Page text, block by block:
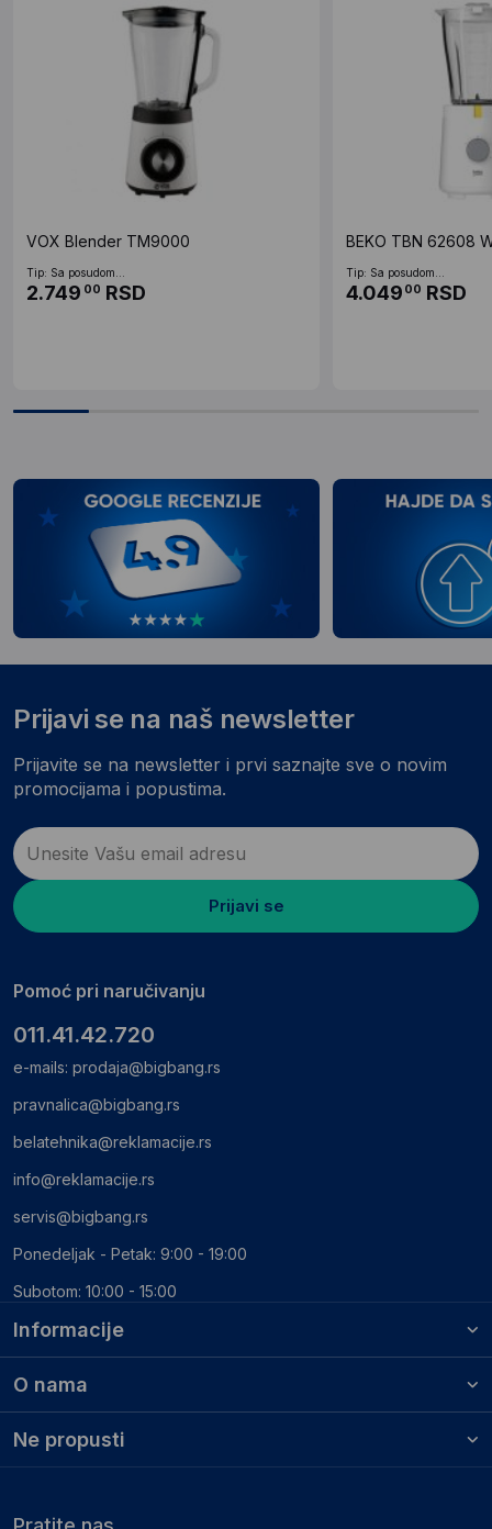
VOX Blender TM9000
Tip: Sa posudom...
2.749 00 RSD
BEKO TBN 62608
Tip: Sa posudom...
4.049 00 RSD
Informacije
O nama
Ne propusti
Prijavi se na naš newsletter
Prijavite se na newsletter i prvi saznajte sve o novim
promocijama i popustima.
Prijavi se
Pomoć pri naručivanju
011.41.42.720
e-mails: prodaja@bigbang.rs
pravnalica@bigbang.rs
belatehnika@reklamacije.rs
info@reklamacije.rs
servis@bigbang.rs
Ponedeljak - Petak: 9:00 - 19:00
Subotom: 10:00 - 15:00